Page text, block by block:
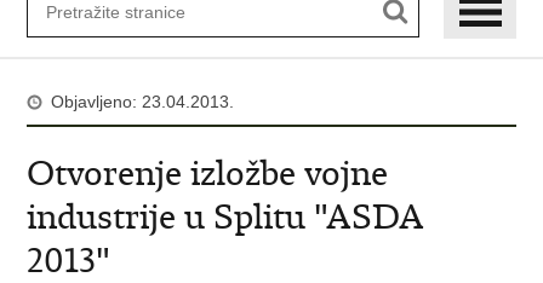
Objavljeno: 23.04.2013.
Otvorenje izložbe vojne
industrije u Splitu "ASDA
2013"